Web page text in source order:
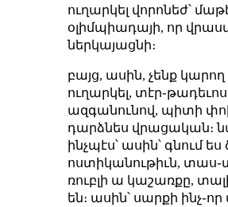
ուղարկել վորոնեժ՝
օլիմպիադայի, որ
ներկայացնի։
բայց, ասին, չենք
ուղարկել,
ազգանունով, պիտի
դարձնես վրացական։
ինչպէս՝ ասին՝ գնում
ոստիկանութիւն,
ռուբլի ա կաշառքը,
են։ ասին՝ սարքի